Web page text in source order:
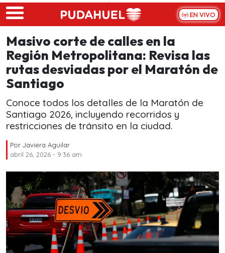
Skip to main content
EN VIVO
Masivo corte de calles en la
Región Metropolitana: Revisa las
rutas desviadas por el Maratón de
Santiago
Conoce todos los detalles de la Maratón de
Santiago 2026, incluyendo recorridos y
restricciones de tránsito en la ciudad.
Por Javiera Aguilar
abril 26, 2026 - 9:36 am